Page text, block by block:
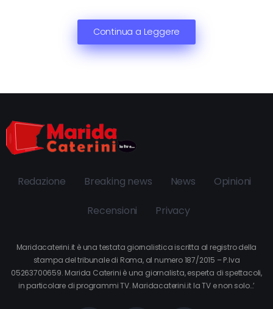
Continua a Leggere
Redazione Breaking news News Opinioni
Recensioni Privacy
Maridacaterini.it è una testata giornalistica iscritta al registro della
stampa del tribunale di Roma, al numero 187/2015 – P.Iva
05263700659. Marida Caterini è una giornalista, esperta di spettacoli,
in particolare di programmi TV. Maridacaterini.it la TV e non solo…’